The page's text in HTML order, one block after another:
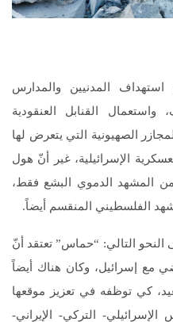
المدنيين والمدارس
القنابل العنقودية
الصهيونية التي يتعرض لها
الإسرائيلية، غير أنّ هول
من المشهد الدموي البشع فقط،
الفلسطيني المنقسم أيضاً.
التالي: “حماس” تعتقد أنّ
مع إسرائيل، وكان هناك أيضاً
كي توظفه في تعزيز موقعها
التركي- الإيراني-